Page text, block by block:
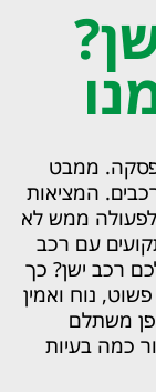
ממבט
המציאות
ממש לא
עם רכב
רכב ישן? כך
נוח ואמין
משתלם
כמה בעיות